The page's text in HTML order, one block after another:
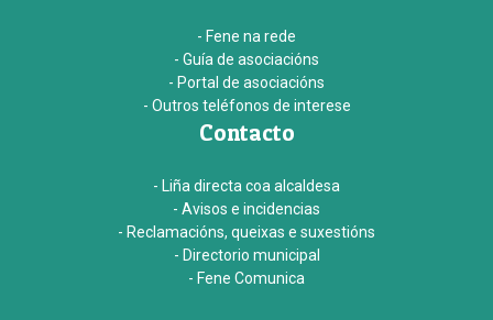
- Fene na rede
- Guía de asociacións
- Portal de asociacións
- Outros teléfonos de interese
Contacto
- Liña directa coa alcaldesa
- Avisos e incidencias
- Reclamacións, queixas e suxestións
- Directorio municipal
- Fene Comunica